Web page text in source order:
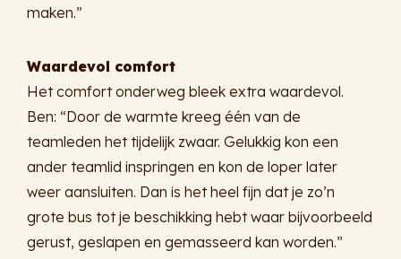
maken.”
Waardevol comfort
Het comfort onderweg bleek extra waardevol.
Ben: “Door de warmte kreeg één van de
teamleden het tijdelijk zwaar. Gelukkig kon een
ander teamlid inspringen en kon de loper later
weer aansluiten. Dan is het heel fijn dat je zo’n
grote bus tot je beschikking hebt waar bijvoorbeeld
gerust, geslapen en gemasseerd kan worden.”